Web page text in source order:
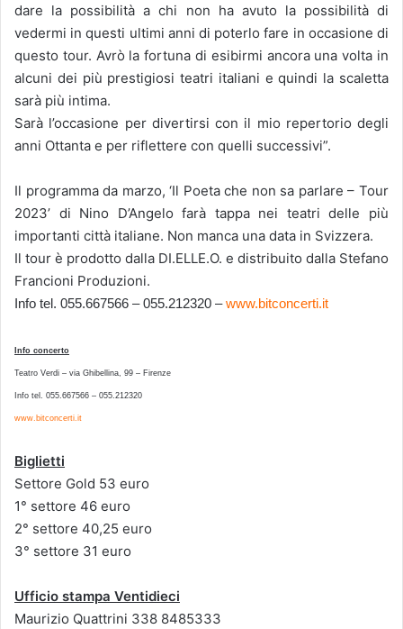
dare la possibilità a chi non ha avuto la possibilità di
vedermi in questi ultimi anni di poterlo fare in occasione di
questo tour. Avrò la fortuna di esibirmi ancora una volta in
alcuni dei più prestigiosi teatri italiani e quindi la scaletta
sarà più intima.
Sarà l’occasione per divertirsi con il mio repertorio degli
anni Ottanta e per riflettere con quelli successivi”.
Il programma da marzo, ‘Il Poeta che non sa parlare – Tour
2023’ di Nino D’Angelo farà tappa nei teatri delle più
importanti città italiane. Non manca una data in Svizzera.
Il tour è prodotto dalla DI.ELLE.O. e distribuito dalla Stefano
Francioni Produzioni.
Info tel. 055.667566 – 055.212320 –www.bitconcerti.it
Info concerto
Teatro Verdi – via Ghibellina, 99 – Firenze
Info tel. 055.667566 – 055.212320
www.bitconcerti.it
Biglietti
Settore Gold 53 euro
1° settore 46 euro
2° settore 40,25 euro
3° settore 31 euro
Ufficio stampa Ventidieci
Maurizio Quattrini 338 8485333